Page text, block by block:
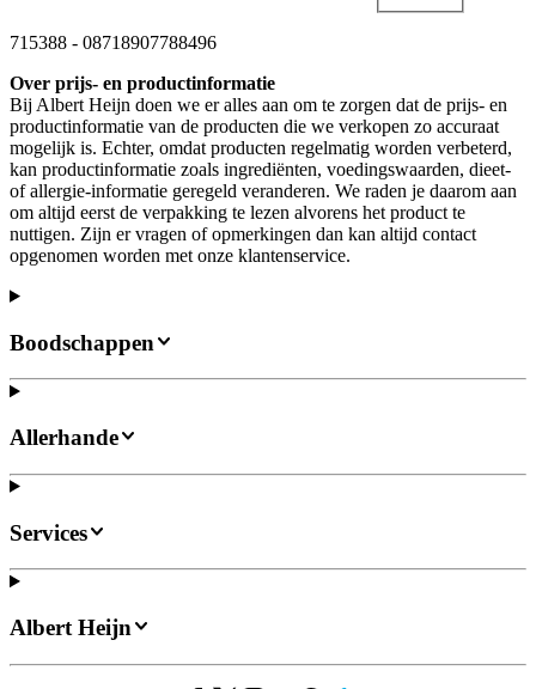
715388 - 08718907788496
Over prijs- en productinformatie
Bij Albert Heijn doen we er alles aan om te zorgen dat de prijs- en
productinformatie van de producten die we verkopen zo accuraat
mogelijk is. Echter, omdat producten regelmatig worden verbeterd,
kan productinformatie zoals ingrediënten, voedingswaarden, dieet-
of allergie-informatie geregeld veranderen. We raden je daarom aan
om altijd eerst de verpakking te lezen alvorens het product te
nuttigen. Zijn er vragen of opmerkingen dan kan altijd contact
opgenomen worden met onze klantenservice.
Boodschappen
Allerhande
Services
Albert Heijn